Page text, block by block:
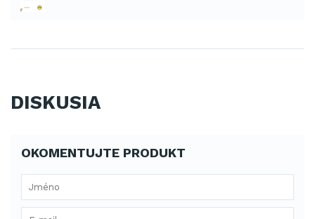
DISKUSIA
OKOMENTUJTE PRODUKT